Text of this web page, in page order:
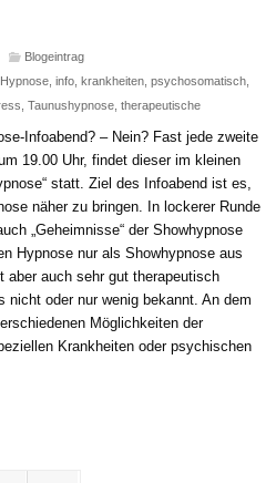
Blogeintrag
Hypnose, info, krankheiten, psychosomatisch,
Taunushypnose therapeutische
Infoabend? – Nein? Fast jede zweite
19.00 Uhr, findet dieser im kleinen
statt. Ziel des Infoabend ist es,
näher zu bringen. In lockerer Runde
„Geheimnisse“ der Showhypnose
Hypnose nur als Showhypnose aus
aber auch sehr gut therapeutisch
nicht oder nur wenig bekannt. An dem
Möglichkeiten der
Krankheiten oder psychischen